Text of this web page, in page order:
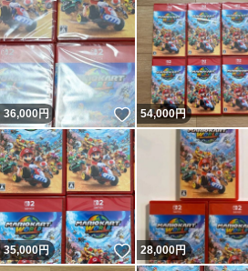
36,000円 いいね！
54,000円
35,000円 いいね！
28,000円